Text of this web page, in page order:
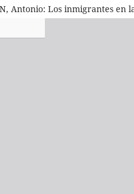
Antonio: Los inmigrantes en